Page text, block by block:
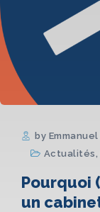
by
Actualités ,
Pourquoi
un